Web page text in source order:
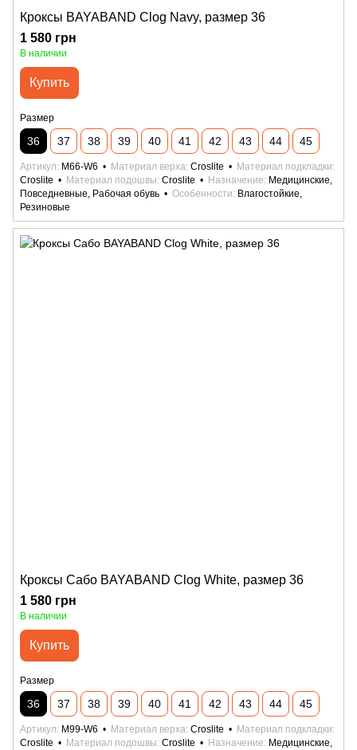
Кроксы BAYABAND Clog Navy, размер 36
1 580 грн
В наличии
Купить
Размер
36 37 38 39 40 41 42 43 44 45
Артикул M66-W6 Материал верха Croslite
Материал подкладки
Croslite
Материал подошвы Croslite Назначение
Медицинские,
Повседневные, Рабочая обувь
Особенности
Влагостойкие,
Резиновые
Кроксы Сабо BAYABAND Clog White, размер 36
1 580 грн
В наличии
Купить
Размер
36 37 38 39 40 41 42 43 44 45
Артикул M99-W6 Материал верха Croslite
Материал подкладки
Croslite
Материал подошвы Croslite Назначение
Медицинские,